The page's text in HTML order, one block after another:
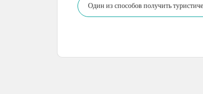
Один из способов получить